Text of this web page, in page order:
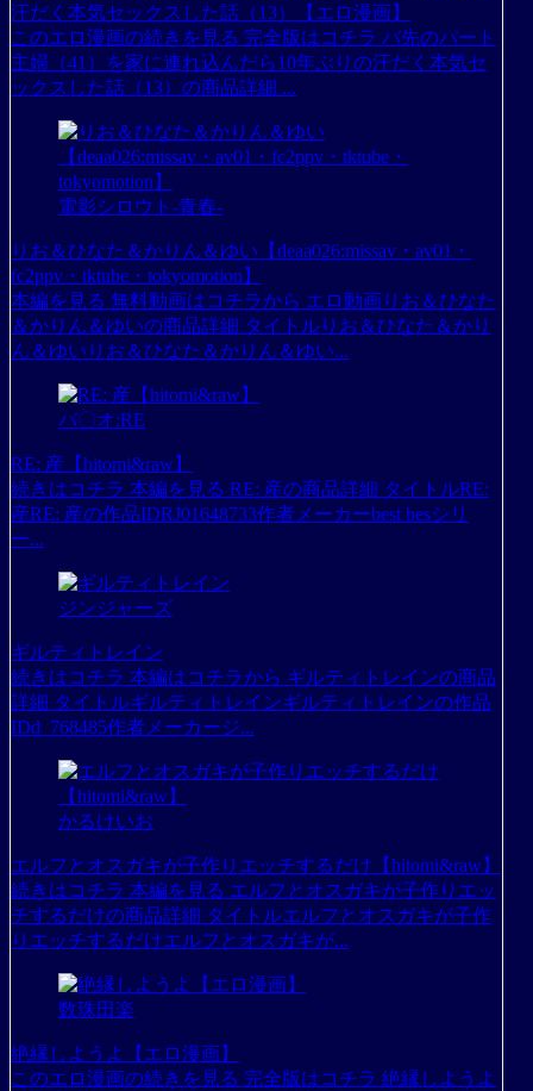
汗だく本気セックスした話（13）【エロ漫画】
このエロ漫画の続きを見る 完全版はコチラ バ先のパート
主婦（41）を家に連れ込んだら10年ぶりの汗だく本気セ
ックスした話（13）の商品詳細 ...
電影シロウト-青春-
りお＆ひなた＆かりん＆ゆい【deaa026:missav・av01・
fc2ppv・tktube・tokyomotion】
本編を見る 無料動画はコチラから エロ動画りお＆ひなた
＆かりん＆ゆいの商品詳細 タイトルりお＆ひなた＆かり
ん＆ゆいりお＆ひなた＆かりん＆ゆい...
バ〇オ:RE
RE: 産【hitomi&raw】
続きはコチラ 本編を見る RE: 産の商品詳細 タイトルRE:
産RE: 産の作品IDRJ01648733作者メーカーbest besシリ
ー...
ジンジャーズ
ギルティトレイン
続きはコチラ 本編はコチラから ギルティトレインの商品
詳細 タイトルギルティトレインギルティトレインの作品
IDd_768485作者メーカージ...
かるけいお
エルフとオスガキが子作りエッチするだけ【hitomi&raw】
続きはコチラ 本編を見る エルフとオスガキが子作りエッ
チするだけの商品詳細 タイトルエルフとオスガキが子作
りエッチするだけエルフとオスガキが...
数珠田楽
絶縁しようよ【エロ漫画】
このエロ漫画の続きを見る 完全版はコチラ 絶縁しようよ